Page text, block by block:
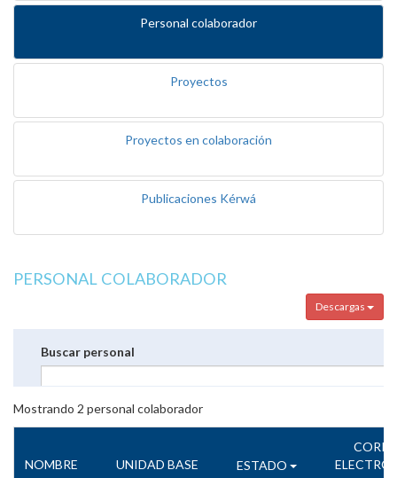
Personal colaborador
Proyectos
Proyectos en colaboración
Publicaciones Kérwá
PERSONAL COLABORADOR
Descargas
Buscar personal
Mostrando 2 personal colaborador
NOMBRE UNIDAD BASE ESTADO